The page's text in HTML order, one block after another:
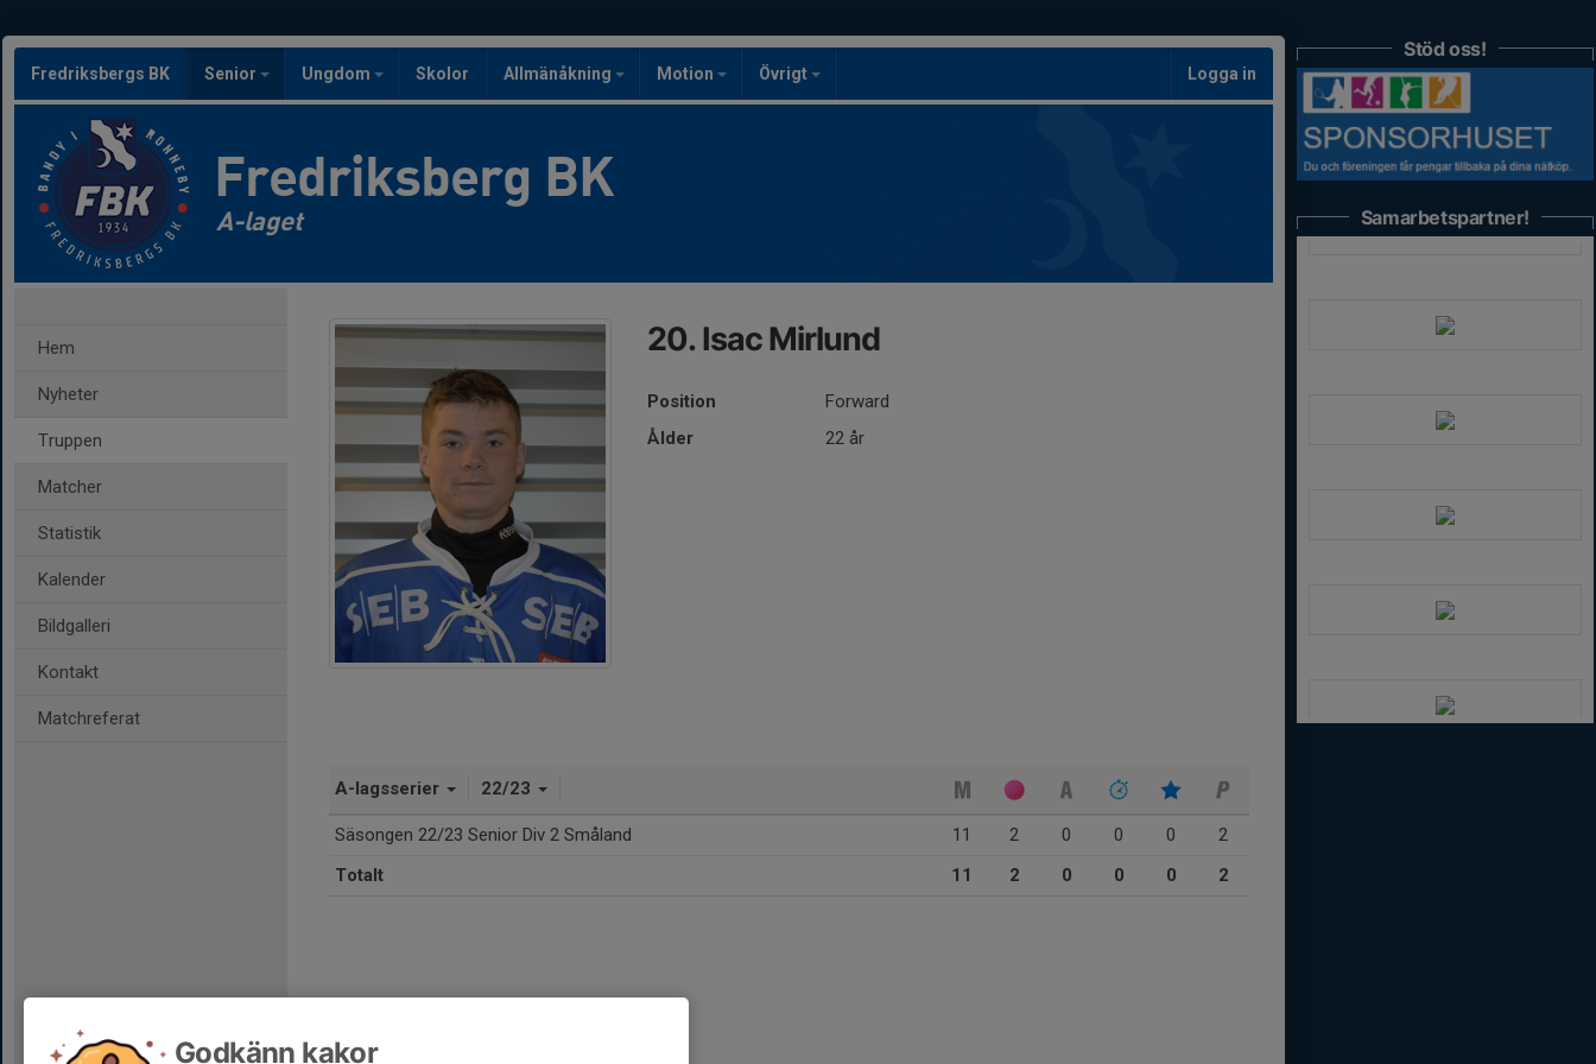
Fredriksbergs BK Senior Ungdom Skolor Allmänåkning Motion Övrigt Logga in
Fredriksberg BK
A-laget
Hem
Nyheter
Truppen
Matcher
Statistik
Kalender
Bildgalleri
Kontakt
Matchreferat
20. Isac Mirlund
Position
Forward
Ålder
22 år
A-lagsserier 22/23
Säsongen 22/23 Senior Div 2 Småland 11 2 0 0 0
2
Totalt
11 2 0 0 0 2
Stöd oss!
Samarbetspartner!
Godkänn kakor